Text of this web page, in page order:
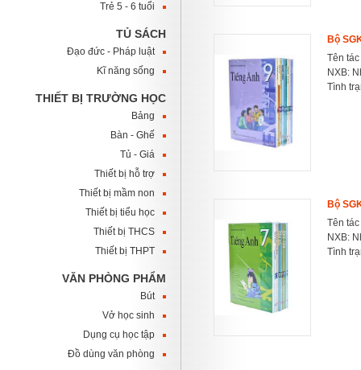
Trẻ 5 - 6 tuổi
TỦ SÁCH
Đạo đức - Pháp luật
Kĩ năng sống
THIẾT BỊ TRƯỜNG HỌC
Bảng
Bàn - Ghế
Tủ - Giá
Thiết bị hỗ trợ
Thiết bị mầm non
Thiết bị tiểu học
Thiết bị THCS
Thiết bị THPT
VĂN PHÒNG PHẨM
Bút
Vở học sinh
Dụng cụ học tập
Đồ dùng văn phòng
Bộ
Tên
NXB:
Tình
Bộ
Tên
NXB:
Tình